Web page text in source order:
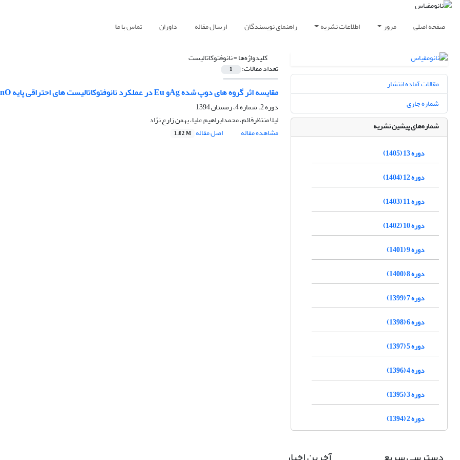
صفحه اصلی مرور اطلاعات نشریه راهنمای نویسندگان ارسال مقاله داوران تماس با ما
کلیدواژه‌ها =نانوفتوکاتالیست
تعداد مقالات: 1
مقایسه اثر گروه های دوپ شده Agو Eu در عملکرد نانوفتوکاتالیست های احتراقی پایه ZnO با هدف رنگبری در راکتور های ناپیوسته
دوره 2، شماره 4، زمستان 1394
لیلا منتظرقائم، محمدابراهیم علیا، بهمن زارع نژاد
مشاهده مقاله
اصل مقاله 1.02 M
مقالات آماده انتشار
شماره جاری
شماره‌های پیشین نشریه
دوره 13 (1405)
دوره 12 (1404)
دوره 11 (1403)
دوره 10 (1402)
دوره 9 (1401)
دوره 8 (1400)
دوره 7 (1399)
دوره 6 (1398)
دوره 5 (1397)
دوره 4 (1396)
دوره 3 (1395)
دوره 2 (1394)